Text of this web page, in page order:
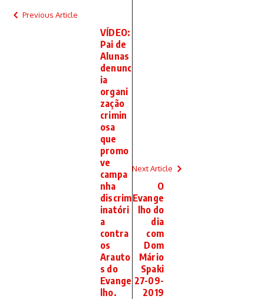
Previous Article
VÍDEO:
Pai de
Alunas
denunc
ia
organi
zação
crimin
osa
que
promo
ve
campa
nha
discrim
inatóri
a
contra
os
Arauto
s do
Evange
lho.
Next Article
O
Evange
lho do
dia
com
Dom
Mário
Spaki
27-09-
2019